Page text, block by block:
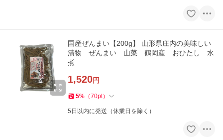
国産ぜんまい【200g】 山形県庄内の美味しい
漬物 ぜんまい 山菜 鶴岡産 おひたし 水
煮
1,520円
5% （70pt）
5日以内に発送（休業日を除く）